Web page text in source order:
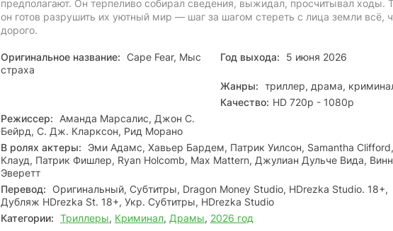
предполагают. Он терпеливо собирал сведения, выжидал, просчитывал ходы.
он готов разрушить их уютный мир — шаг за шагом стереть с лица земли всё,
дорого.
Оригинальное название: Cape Fear, Мыс
страха
Год выхода: 5 июня 2026
Жанры: триллер, драма,
Качество: HD 720p - 1080p
Режиссер:
Аманда Марсалис, Джон С.
Бейрд, С. Дж. Кларксон, Рид Морано
В ролях актеры:
Эми Адамс, Хавьер Бардем, Патрик Уилсон, Samantha
Клауд, Патрик Фишлер, Ryan Holcomb, Max Mattern, Джулиан Дульче Вида, Винн
Эверетт
Перевод: Оригинальный, Субтитры, Dragon Money Studio, HDrezka Studio. 18+,
Дубляж HDrezka St. 18+, Укр. Субтитры, HDrezka Studio
Категории: Триллеры, Криминал, Драмы, 2026 год